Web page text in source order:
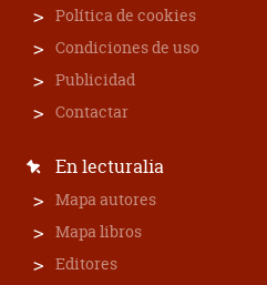
Política de cookies
Condiciones de uso
Publicidad
Contactar
En lecturalia
Mapa autores
Mapa libros
Editores